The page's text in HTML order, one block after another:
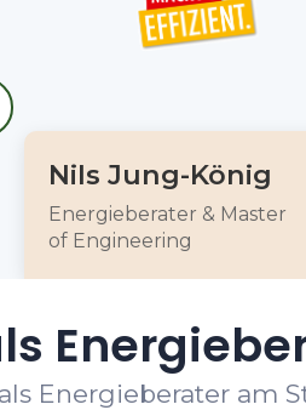
Nils Jung-König
Energieberater & Master
of Engineering
Energieberater am